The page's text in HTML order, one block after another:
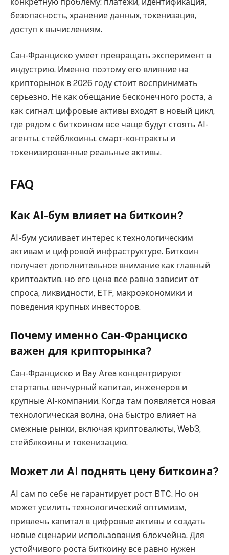
безопасность, хранение данных, токенизация,
доступ к вычислениям.
Сан-Франциско умеет превращать эксперимент в
индустрию. Именно поэтому его влияние на
крипторынок в 2026 году стоит воспринимать
серьезно. Не как обещание бесконечного роста, а
как сигнал: цифровые активы входят в новый цикл,
где рядом с биткоином все чаще будут стоять AI-
агенты, стейблкоины, смарт-контракты и
токенизированные реальные активы.
FAQ
Как AI-бум влияет на биткоин?
AI-бум усиливает интерес к технологическим
активам и цифровой инфраструктуре. Биткоин
получает дополнительное внимание как главный
криптоактив, но его цена все равно зависит от
спроса, ликвидности, ETF, макроэкономики и
поведения крупных инвесторов.
Почему именно Сан-Франциско
важен для крипторынка?
Сан-Франциско и Bay Area концентрируют
стартапы, венчурный капитал, инженеров и
крупные AI-компании. Когда там появляется новая
технологическая волна, она быстро влияет на
смежные рынки, включая криптовалюты, Web3,
стейблкоины и токенизацию.
Может ли AI поднять цену биткоина?
AI сам по себе не гарантирует рост BTC. Но он
может усилить технологический оптимизм,
привлечь капитал в цифровые активы и создать
новые сценарии использования блокчейна. Для
устойчивого роста биткоину все равно нужен